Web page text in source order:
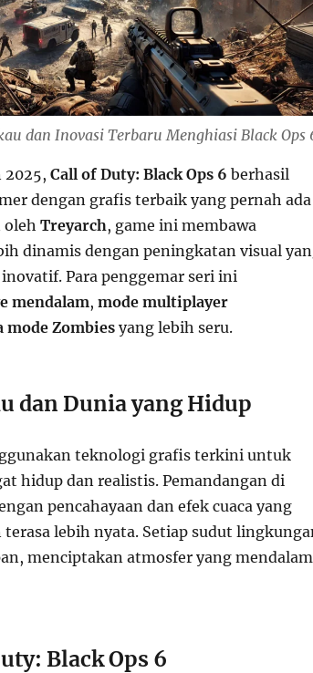
dan Inovasi Terbaru Menghiasi Black Ops
2025, Call of Duty: Black Ops 6 berhasil
dengan grafis terbaik yang pernah ada
oleh Treyarch, game ini membawa
dinamis dengan peningkatan visual
Para penggemar seri ini
mendalam, mode multiplayer
mode Zombiesyang lebih seru.
dan Dunia yang Hidup
teknologi grafis terkini untuk
hidup dan realistis. Pemandangan di
pencahayaan dan efek cuaca yang
lebih nyata. Setiap sudut
menciptakan atmosfer yang mendalam
Black Ops 6